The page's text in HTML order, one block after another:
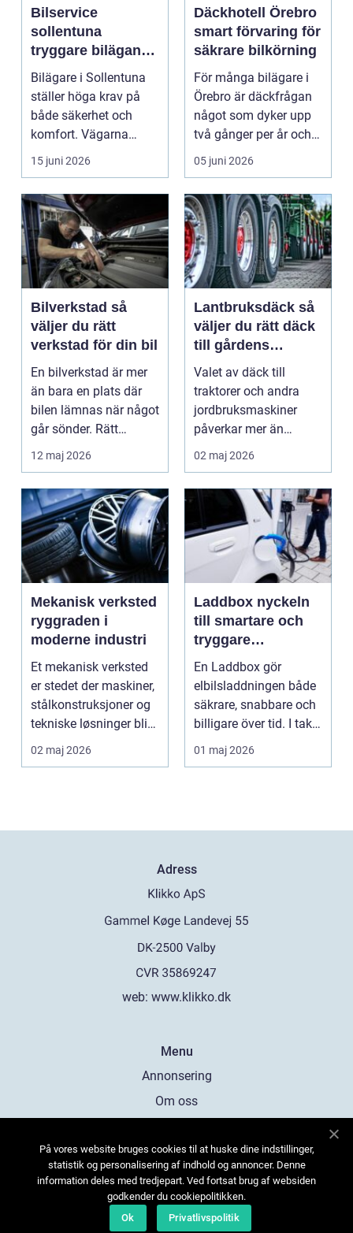
Bilservice
sollentuna
tryggare bilägande
året runt
Bilägare i Sollentuna
ställer höga krav på
både säkerhet och
komfort. Vägarna
växlar mellan
motorväg...
15 juni 2026
Däckhotell Örebro
smart förvaring för
säkrare bilkörning
För många bilägare i
Örebro är däckfrågan
något som dyker upp
två gånger per år och
mest känns som e...
05 juni 2026
Bilverkstad så
väljer du rätt
verkstad för din bil
En bilverkstad är mer
än bara en plats där
bilen lämnas när något
går sönder. Rätt
verkstad blir en ...
12 maj 2026
Lantbruksdäck så
väljer du rätt däck
till gårdens
maskiner
Valet av däck till
traktorer och andra
jordbruksmaskiner
påverkar mer än
många tror. Rätt däck
ger b...
02 maj 2026
Mekanisk verksted
ryggraden i
moderne industri
Et mekanisk verksted
er stedet der maskiner,
stålkonstruksjoner og
tekniske løsninger blir
holdt i g...
02 maj 2026
Laddbox nyckeln
till smartare och
tryggare
elbilsladdning
hemma
En Laddbox gör
elbilsladdningen både
säkrare, snabbare och
billigare över tid. I takt
med att fler s...
01 maj 2026
Adress
web: www.klikko.dk
Menu
Annonsering
Om oss
Kontakta oss
Sitemap
På vores website bruges cookies til at huske dine indstillinger,
statistik og personalisering af indhold og annoncer. Denne
information deles med tredjepart. Ved fortsat brug af websiden
godkender du cookiepolitikken.
Ok
Privatlivspolitik